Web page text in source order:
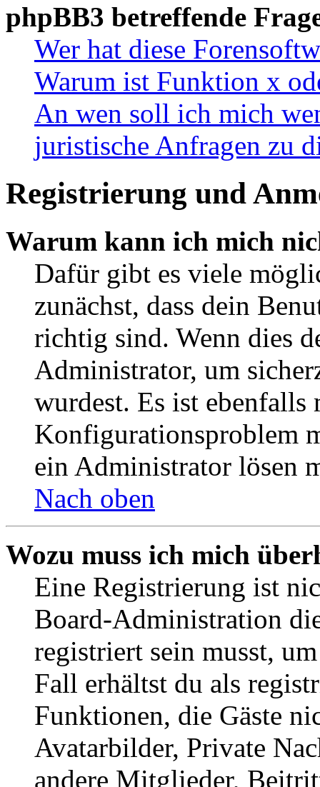
phpBB3 betreffende
Wer hat diese
Warum ist Funktion x
An wen soll ich mich
juristische Anfragen zu
Registrierung und
Warum kann ich mich
Dafür gibt es viele
zunächst, dass dein
richtig sind. Wenn dies
Administrator, um
wurdest. Es ist ebenfalls
Konfigurationsproblem
ein Administrator lösen
Nach oben
Wozu muss ich mich
Eine Registrierung ist
Board-Administration
registriert sein musst,
Fall erhältst du als
Funktionen, die Gäste
Avatarbilder, Private
andere Mitglieder,